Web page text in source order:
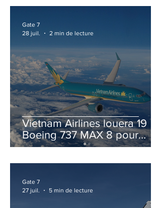
Vietnam Airlines louera 19
Boeing 737 MAX 8 pour
accélérer la modernisation
Gate 7
28 juil.
2 min de lecture
Gate 7
27 juil.
5 min de lecture